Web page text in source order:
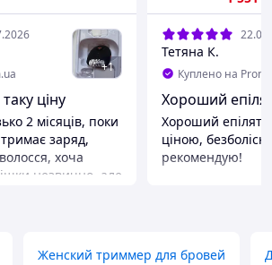
+1
ціну
місяців, поки
хоча
незвично, але
Тетяна К.
Куплено на
Хороший
Хороший
ціною,
рекомендую!
декількох
Женский триммер для бровей